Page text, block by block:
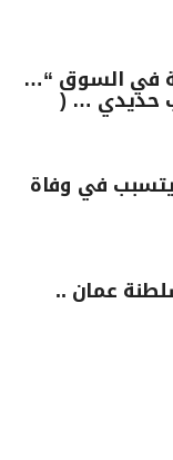
في السوق “…
حديدي … (
في وفاة
عمان ..